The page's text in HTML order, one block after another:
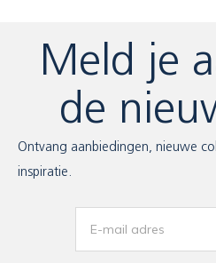
Meld je
de
Ontvang aanbiedingen, nieuwe
inspiratie.